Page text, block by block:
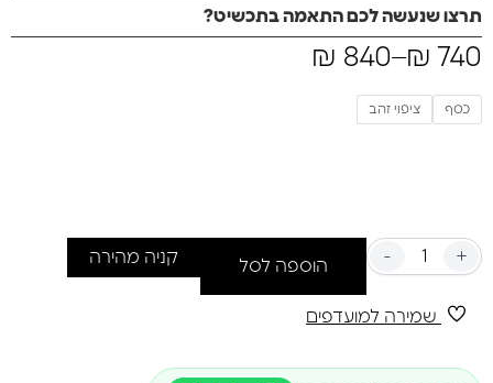
תרצו שנעשה לכם התאמה בתכשיט?
₪ 740
–
₪ 840
כסף ציפוי זהב
- +
הוספה לסל קניה מהירה
שמירה למועדפים